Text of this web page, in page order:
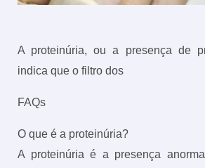
A proteinúria, ou a presença de
indica que o filtro dos
FAQs
O que é a proteinúria?
A proteinúria é a presença